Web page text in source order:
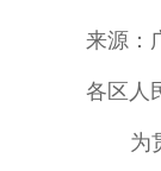
来源：
各区人
为贯